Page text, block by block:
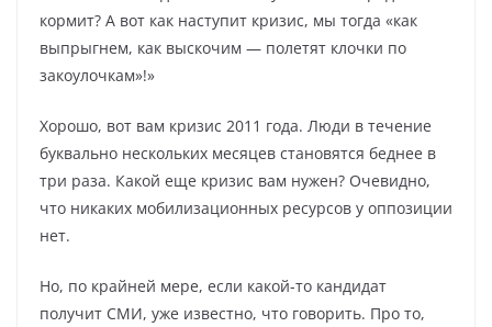
кормит? А вот как наступит кризис, мы тогда «как
выпрыгнем, как выскочим — полетят клочки по
закоулочкам»!»
Хорошо, вот вам кризис 2011 года. Люди в течение
буквально нескольких месяцев становятся беднее в
три раза. Какой еще кризис вам нужен? Очевидно,
что никаких мобилизационных ресурсов у оппозиции
нет.
Но, по крайней мере, если какой-то кандидат
получит СМИ, уже известно, что говорить. Про то,